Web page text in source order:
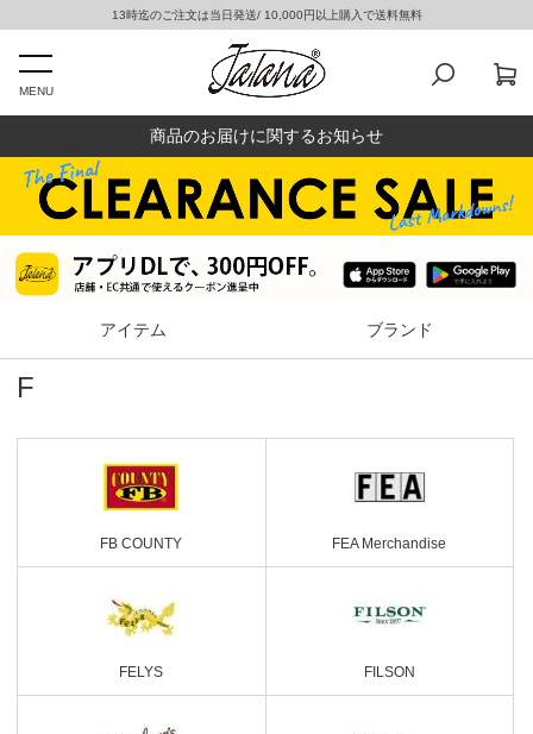
13時迄のご注文は当日発送/ 10,000円以上購入で送料無料
MENU
商品のお届けに関するお知らせ
アイテム ブランド
F
FB COUNTY FEA Merchandise
FELYS FILSON